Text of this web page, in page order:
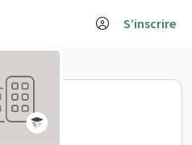
S’inscrire